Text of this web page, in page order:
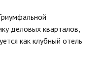
деловых кварталов,
как клубный отель